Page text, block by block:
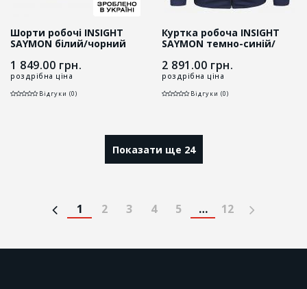
Шорти робочі INSIGHT
SAYMON білий/чорний
1 849.00 грн.
роздрібна ціна
Відгуки (0)
Куртка робоча INSIGHT
SAYMON темно-синій/
2 891.00 грн.
роздрібна ціна
Відгуки (0)
Показати ще 24
1 2 3 4 5 … 12